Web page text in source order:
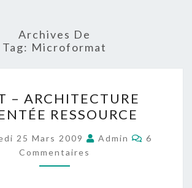
Archives De
Tag: Microformat
–
ARCHITECTURE
ORIENTÉE
RESSOURCE
– ARCHITECTURE
RESSOURCE
25 Mars 2009 Admin
6
Commentaires